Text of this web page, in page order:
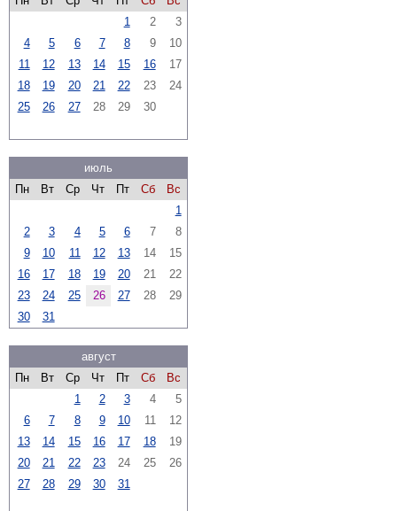
1
2
3
4
5 6 7 8 9
10
11
12 13 14 15 16
17
18
19 20 21 22 23
24
25
26 27 28 29 30
июль
Пн
Вт Ср Чт Пт Сб
Вс
1
2
3 4 5 6 7
8
9
10 11 12 13 14
15
16
17 18 19 20 21
22
23
24 25 26 27 28
29
30
31
август
Пн
Вт Ср Чт Пт Сб
Вс
1
2 3 4
5
6
7 8 9 10 11
12
13
14 15 16 17 18
19
20
21 22 23 24 25
26
27
28 29 30 31